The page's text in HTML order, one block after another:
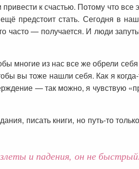
к счастью. Потому что все
предстоит стать. Сегодня в
часто — получается. И люди
многие из нас все же обрели
вы тоже нашли себя. Как я
— так можно, я чувствую
писать книги, но путь-то
и падения, он не